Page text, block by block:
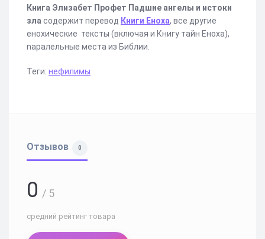
Книга Элизабет Профет Падшие ангелы и истоки
зла содержит перевод Книги Еноха, все другие
енохические тексты (включая и Книгу тайн Еноха),
nаралельные места из Библии.
Теги: нефилимы
Отзывов 0
0 / 5
средний рейтинг товара